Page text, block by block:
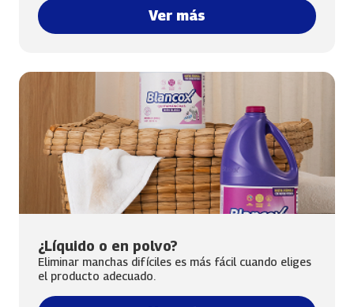
Ver más
¿Líquido o en polvo?
Eliminar manchas difíciles es más fácil cuando eliges
el producto adecuado.